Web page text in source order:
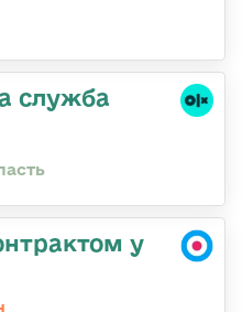
служба
у